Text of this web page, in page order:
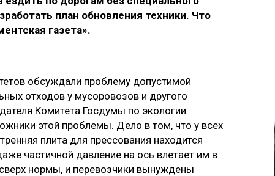
план обновления техники. Что
газета».
обсуждали проблему допустимой
отходов у мусоровозов и другого
Комитета Госдумы по экологии
этой проблемы. Дело в том, что у всех
плита для прессования находится
частичной давление на ось влетает им в
нормы, и перевозчики вынуждены